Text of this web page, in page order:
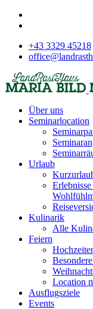
+43 3329 45218
Über uns
Seminarlocation
Urlaub
Kulinarik
Alle
Feiern
Location
Ausflugsziele
Events